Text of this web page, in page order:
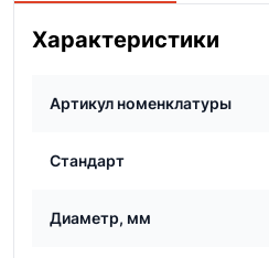
Характеристики
Артикул номенклатуры
Стандарт
Диаметр, мм